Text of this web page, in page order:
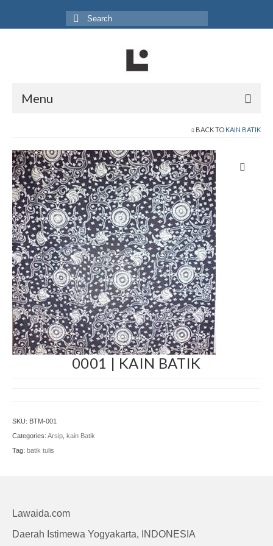
Search
for:
Menu
Produk
Koleksi
Galeri
Jurnal
Tentang
Craft
BACK TO KAIN BATIK
0001 | KAIN BATIK
SKU: BTM-001
Categories: Arsip kain Batik
Tag: batik tulis
Lawaida.com
Daerah Istimewa Yogyakarta, INDONESIA